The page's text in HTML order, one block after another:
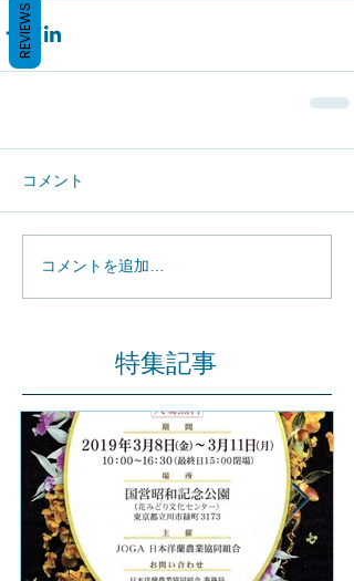
コメント
コメントを追加…
特集記事
REVIEWS